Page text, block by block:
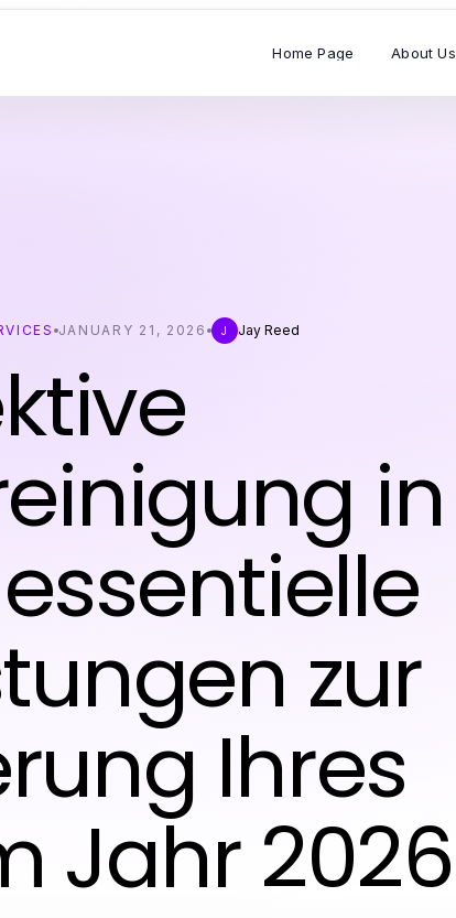
Home Page About Us
JANUARY 21, 2026 J Jay Reed
in
zur
Ihres
Jahr 2026